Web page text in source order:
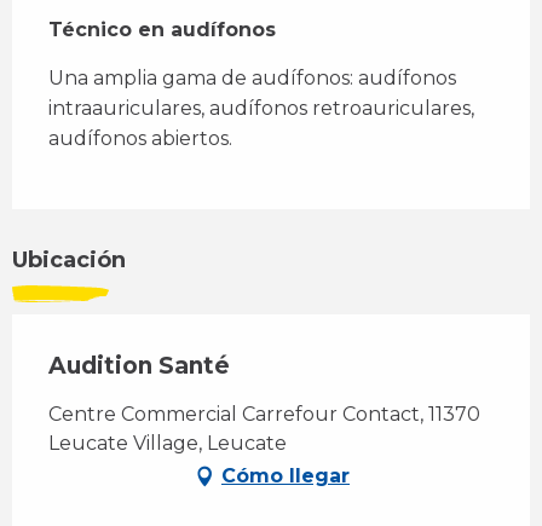
Técnico en audífonos
Una amplia gama de audífonos: audífonos
intraauriculares, audífonos retroauriculares,
audífonos abiertos.
Ubicación
Audition Santé
Centre Commercial Carrefour Contact, 11370
Leucate Village, Leucate
Cómo llegar